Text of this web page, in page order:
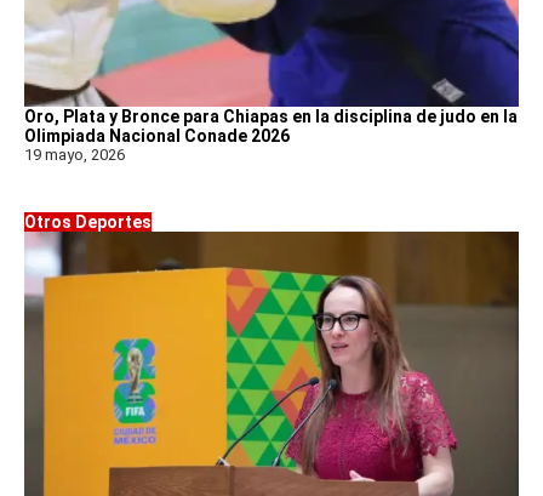
Oro, Plata y Bronce para Chiapas en la disciplina de judo en la
Olimpiada Nacional Conade 2026
19 mayo, 2026
Otros Deportes